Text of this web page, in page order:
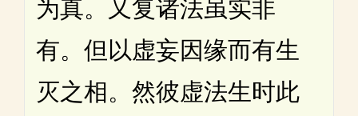
为真。又复诸法虽实非
有。但以虚妄因缘而有生
灭之相。然彼虚法生时此